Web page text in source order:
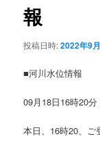
ョ
ン
報
投稿日時:2022年9
■河川水位情報
09月18日16時20
本日、16時20、ご